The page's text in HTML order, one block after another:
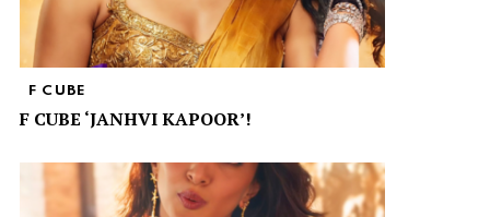
F CUBE
F CUBE ‘JANHVI KAPOOR’!